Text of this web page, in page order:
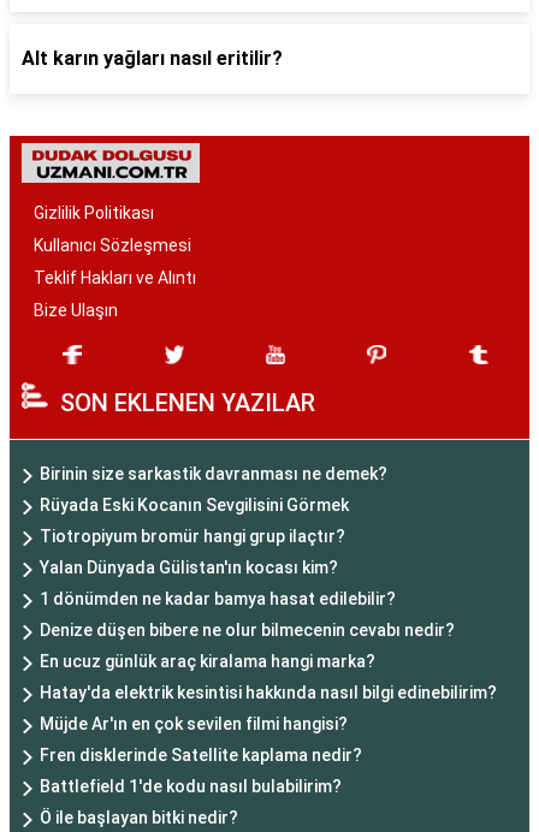
Alt karın yağları nasıl eritilir?
Gizlilik Politikası
Kullanıcı Sözleşmesi
Teklif Hakları ve Alıntı
Bize Ulaşın
SON EKLENEN YAZILAR
Birinin size sarkastik davranması ne demek?
Rüyada Eski Kocanın Sevgilisini Görmek
Tiotropiyum bromür hangi grup ilaçtır?
Yalan Dünyada Gülistan'ın kocası kim?
1 dönümden ne kadar bamya hasat edilebilir?
Denize düşen bibere ne olur bilmecenin cevabı nedir?
En ucuz günlük araç kiralama hangi marka?
Hatay'da elektrik kesintisi hakkında nasıl bilgi edinebilirim?
Müjde Ar'ın en çok sevilen filmi hangisi?
Fren disklerinde Satellite kaplama nedir?
Battlefield 1'de kodu nasıl bulabilirim?
Ö ile başlayan bitki nedir?